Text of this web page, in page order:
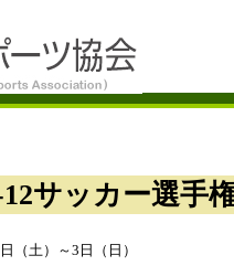
サッカー選手
（土）～3日（日）